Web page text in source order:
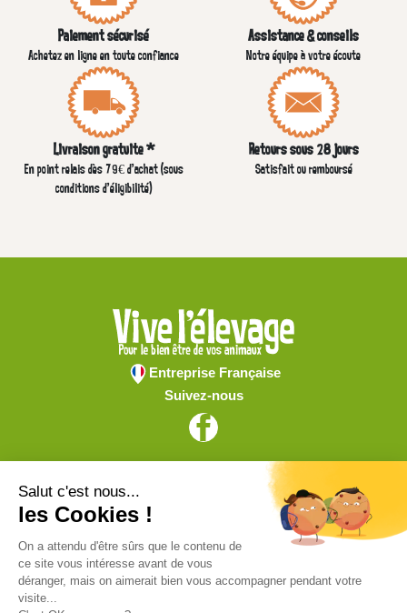
Paiement sécurisé
Achetez en ligne en toute confiance
Assistance & conseils
Notre équipe à votre écoute
Livraison gratuite *
En point relais dès 79€ d’achat (sous
conditions d'éligibilité)
Retours sous 28 jours
Satisfait ou remboursé
Entreprise Française
Suivez-nous
Vive l'élevage
Achat en ligne
Services